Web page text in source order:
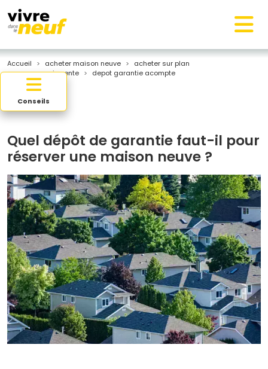
Accueil acheter maison neuve
acheter sur plan
compromis vente
depot garantie acompte
Quel dépôt de garantie faut-il pour
réserver une maison neuve ?
Conseils